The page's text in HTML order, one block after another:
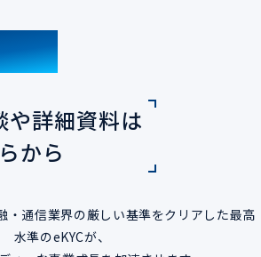
や詳細資料は
から
・通信業界の厳しい基準をクリアした最高
水準のeKYCが、